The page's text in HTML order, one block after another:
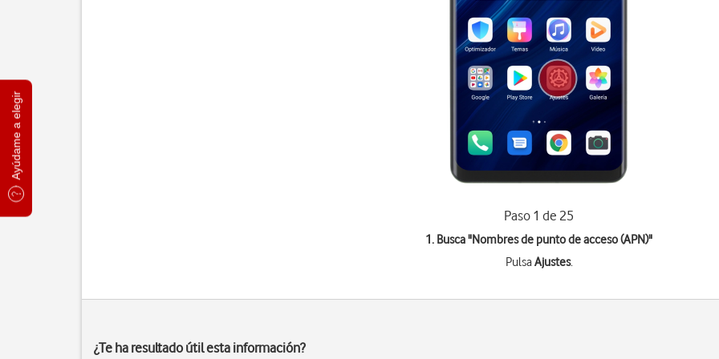
Ayúdame a elegir
Paso 1 de 25
1. Busca "Nombres de punto de acceso (APN)"
PulsaAjustes.
¿Te ha resultado útil esta información?